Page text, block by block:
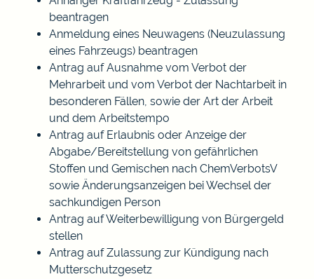
beantragen
Anmeldung eines Neuwagens (Neuzulassung
eines Fahrzeugs) beantragen
Antrag auf Ausnahme vom Verbot der
Mehrarbeit und vom Verbot der Nachtarbeit in
besonderen Fällen, sowie der Art der Arbeit
und dem Arbeitstempo
Antrag auf Erlaubnis oder Anzeige der
Abgabe/Bereitstellung von gefährlichen
Stoffen und Gemischen nach ChemVerbotsV
sowie Änderungsanzeigen bei Wechsel der
sachkundigen Person
Antrag auf Weiterbewilligung von Bürgergeld
stellen
Antrag auf Zulassung zur Kündigung nach
Mutterschutzgesetz